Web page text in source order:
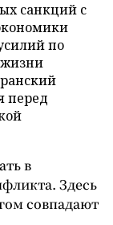
санкций с
по
перед
в
Здесь
совпадают